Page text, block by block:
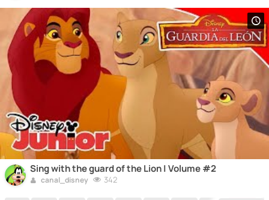
Sing with the guard of the Lion | Volume #2
canal_disney 342